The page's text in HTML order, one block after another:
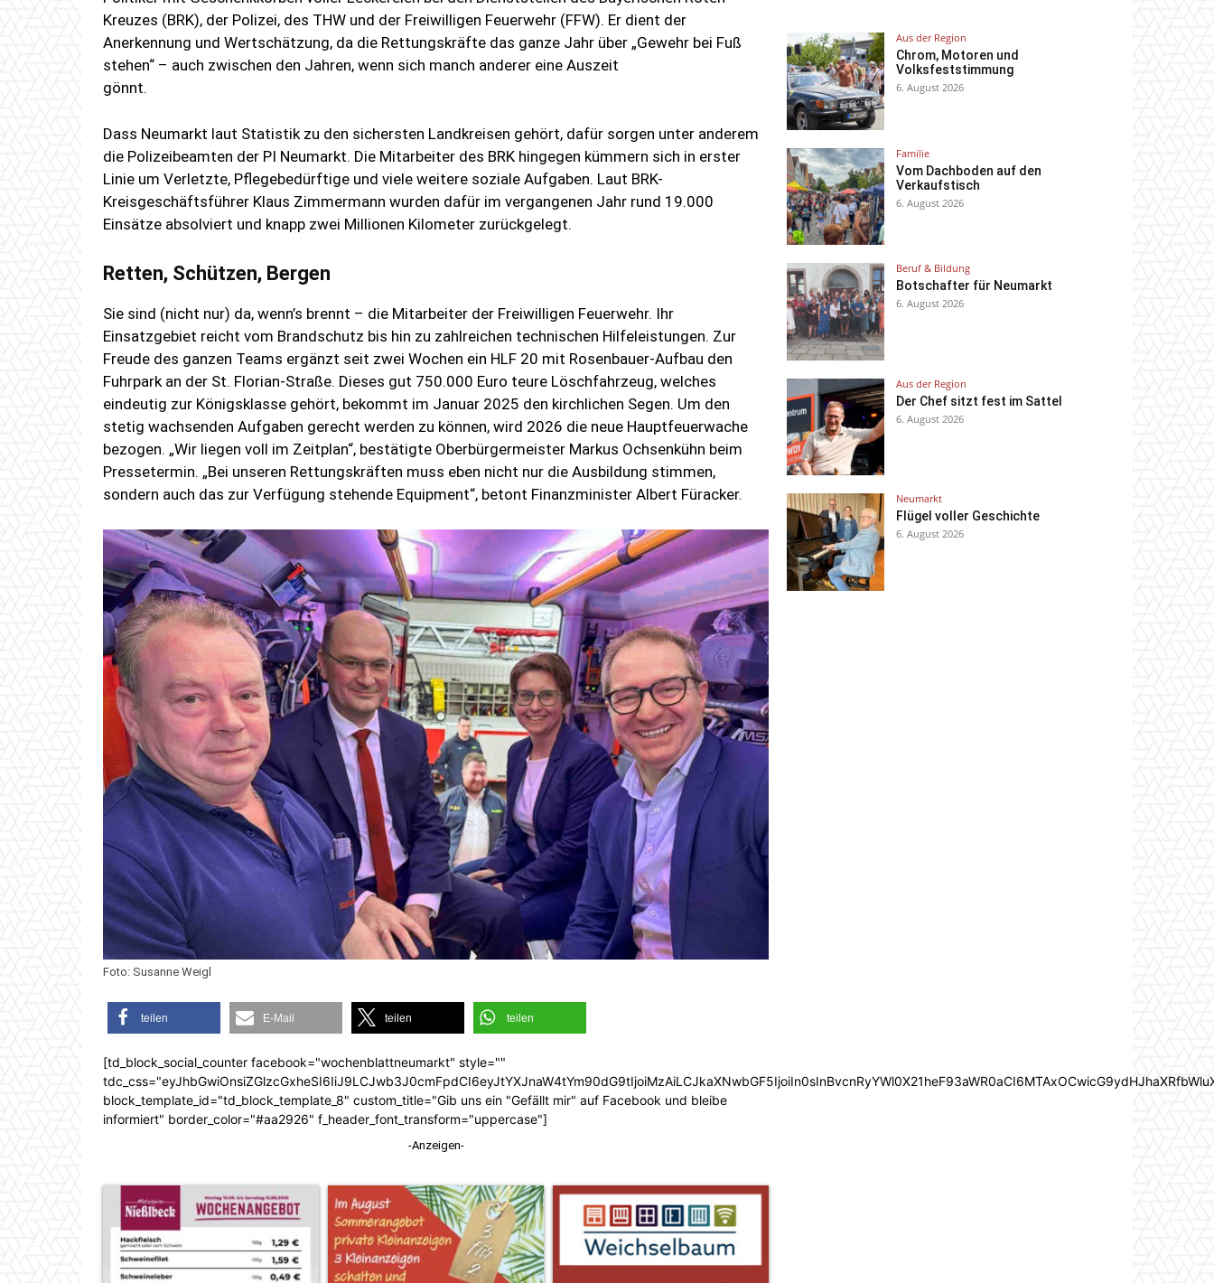
Kreuzes (BRK), der Polizei, des THW und der Freiwilligen Feuerwehr (FFW). Er dient der
Anerkennung und Wertschätzung, da die Rettungskräfte das ganze Jahr über „Gewehr bei Fuß
stehen“ – auch zwischen den Jahren, wenn sich manch anderer eine Auszeit
gönnt.
Dass Neumarkt laut Statistik zu den sichersten Landkreisen gehört, dafür sorgen unter anderem
die Polizeibeamten der PI Neumarkt. Die Mitarbeiter des BRK hingegen kümmern sich in erster
Linie um Verletzte, Pflegebedürftige und viele weitere soziale Aufgaben. Laut BRK-
Kreisgeschäftsführer Klaus Zimmermann wurden dafür im vergangenen Jahr rund 19.000
Einsätze absolviert und knapp zwei Millionen Kilometer zurückgelegt.
Retten, Schützen, Bergen
Sie sind (nicht nur) da, wenn’s brennt – die Mitarbeiter der Freiwilligen Feuerwehr. Ihr
Einsatzgebiet reicht vom Brandschutz bis hin zu zahlreichen technischen Hilfeleistungen. Zur
Freude des ganzen Teams ergänzt seit zwei Wochen ein HLF 20 mit Rosenbauer-Aufbau den
Fuhrpark an der St. Florian-Straße. Dieses gut 750.000 Euro teure Löschfahrzeug, welches
eindeutig zur Königsklasse gehört, bekommt im Januar 2025 den kirchlichen Segen. Um den
stetig wachsenden Aufgaben gerecht werden zu können, wird 2026 die neue Hauptfeuerwache
bezogen. „Wir liegen voll im Zeitplan“, bestätigte Oberbürgermeister Markus Ochsenkühn beim
Pressetermin. „Bei unseren Rettungskräften muss eben nicht nur die Ausbildung stimmen,
sondern auch das zur Verfügung stehende Equipment“, betont Finanzminister Albert Füracker.
Foto: Susanne Weigl
teilen E-Mail teilen teilen
[td_block_social_counter facebook="wochenblattneumarkt" style=""
block_template_id="td_block_template_8" custom_title="Gib uns ein "Gefällt mir" auf Facebook und bleibe
informiert" border_color="#aa2926" f_header_font_transform="uppercase"]
-Anzeigen-
Aus der Region
Chrom, Motoren und
Volksfeststimmung
6. August 2026
Familie
Vom Dachboden auf den
Verkaufstisch
6. August 2026
Beruf & Bildung
Botschafter für Neumarkt
6. August 2026
Aus der Region
Der Chef sitzt fest im Sattel
6. August 2026
Neumarkt
Flügel voller Geschichte
6. August 2026